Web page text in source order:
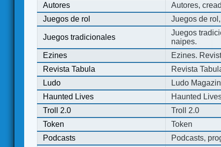
Autores
Autores,
Juegos de rol
Juegos de
Juegos tradicionales
Juegos
naipes.
Ezines
Ezines.
Revista Tabula
Revista
Ludo
Ludo
Haunted Lives
Haunted
Troll 2.0
Troll 2.0
Token
Token
Podcasts
Podcasts,